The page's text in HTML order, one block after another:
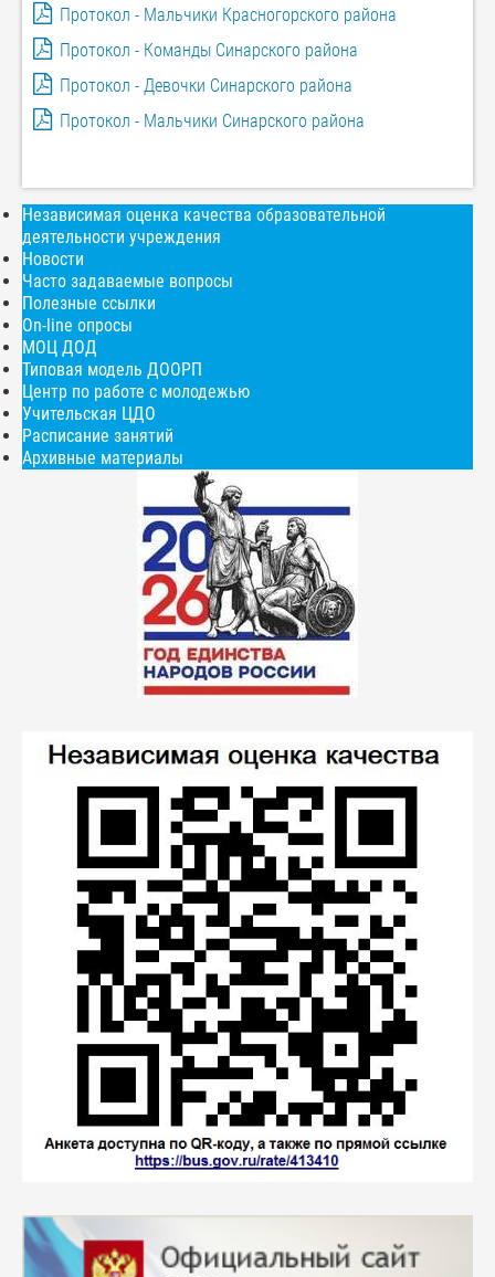
Протокол - Мальчики Красногорского района
Протокол - Команды Синарского района
Протокол - Девочки Синарского района
Протокол - Мальчики Синарского района
Независимая оценка качества образовательной
деятельности учреждения
Новости
Часто задаваемые вопросы
Полезные ссылки
On-line опросы
МОЦ ДОД
Типовая модель ДООРП
Центр по работе с молодежью
Учительская ЦДО
Расписание занятий
Архивные материалы